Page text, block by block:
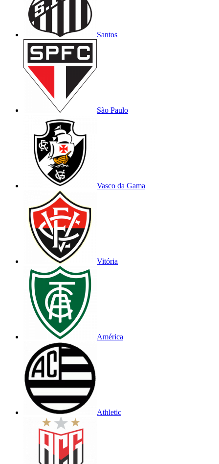
Santos
São Paulo
Vasco da Gama
Vitória
América
Athletic